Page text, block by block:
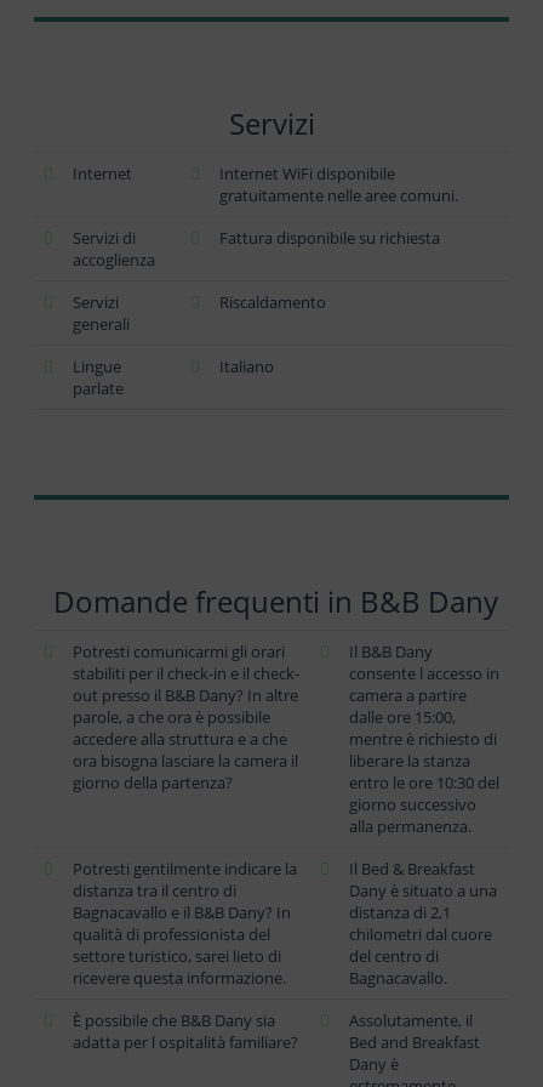
Servizi
Internet
Internet WiFi disponibile
gratuitamente nelle aree comuni.
Servizi di
accoglienza
Fattura disponibile su richiesta
Servizi
generali
Riscaldamento
Lingue
parlate
Italiano
Domande frequenti in B&B Dany
Potresti comunicarmi gli orari
stabiliti per il check-in e il check-
out presso il B&B Dany? In altre
parole, a che ora è possibile
accedere alla struttura e a che
ora bisogna lasciare la camera il
giorno della partenza?
Il B&B Dany
consente l accesso in
camera a partire
dalle ore 15:00,
mentre è richiesto di
liberare la stanza
entro le ore 10:30 del
giorno successivo
alla permanenza.
Potresti gentilmente indicare la
distanza tra il centro di
Bagnacavallo e il B&B Dany? In
qualità di professionista del
settore turistico, sarei lieto di
ricevere questa informazione.
Il Bed & Breakfast
Dany è situato a una
distanza di 2,1
chilometri dal cuore
del centro di
Bagnacavallo.
È possibile che B&B Dany sia
adatta per l ospitalità familiare?
Assolutamente, il
Bed and Breakfast
Dany è